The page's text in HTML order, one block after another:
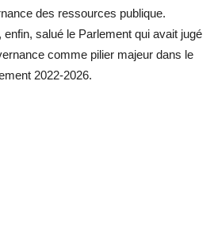
des ressources publique.
salué le Parlement qui avait jugé
comme pilier majeur dans le
2022-2026.